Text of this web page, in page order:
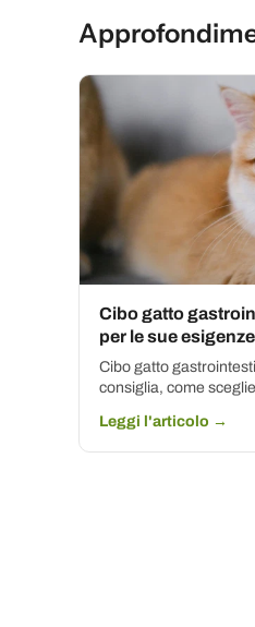
Cibo gatto
per le sue esigenze
Cibo gatto
consiglia, come
Leggi l'articolo →